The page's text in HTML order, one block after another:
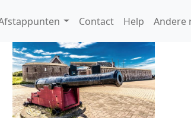
Contact Help Andere